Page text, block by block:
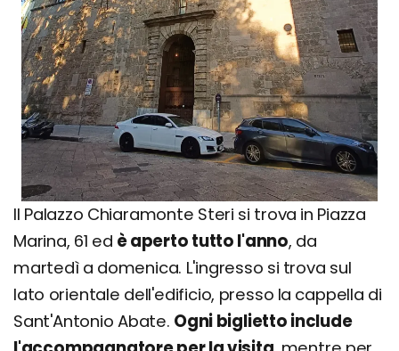
Il Palazzo Chiaramonte Steri si trova in Piazza
Marina, 61 ed è aperto tutto l'anno, da
martedì a domenica. L'ingresso si trova sul
lato orientale dell'edificio, presso la cappella di
Sant'Antonio Abate. Ogni biglietto include